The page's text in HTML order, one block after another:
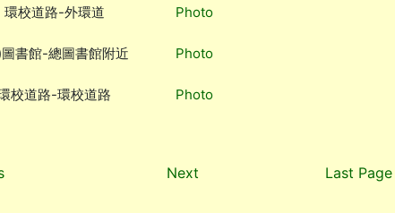
環校道路-外環道 Photo
書館-總圖書館附近 Photo
校道路-環校道路 Photo
Next Last Page